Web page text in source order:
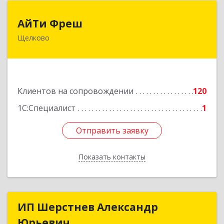
АйТи Фреш
Щелково
Клиентов на сопровождении
120
1С:Специалист
1
Отправить заявку
Показать контакты
141100, Московская обл, Щелково г, Городской
Отправить заявку
Назад
ИП Шерстнев Александр
ИП Шерстнев Александр